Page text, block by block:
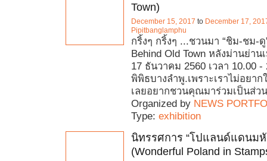
Town)
December 15, 2017 to December 17,
Pipitbanglamphu
กริ้งๆ กริ้งๆ ...ชวนมา “ชิม-ชม-ดู
Behind Old Town หลังม่านย่าน
17 ธันวาคม 2560 เวลา 10.00
พิพิธบางลำพู.เพราะเราไม่อยา
เลยอยากชวนคุณมาร่วมเป็นส่ว
Organized by NEWS
Type: exhibition
นิทรรศการ “โปแลนด์แดนมหั
(Wonderful Poland in